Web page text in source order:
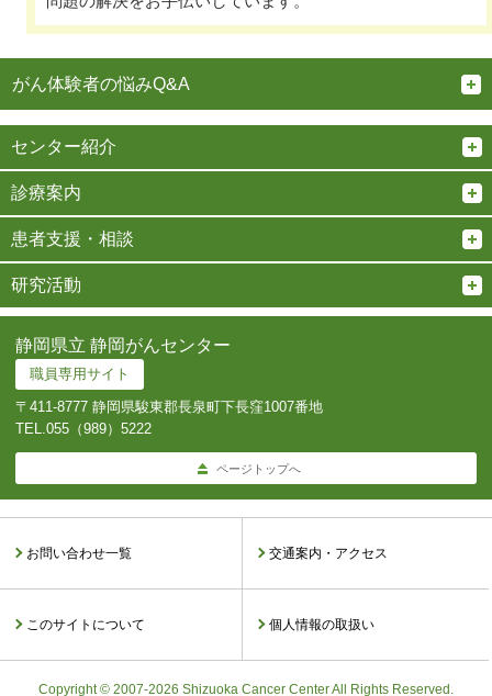
がん体験者の悩みQ&A
センター紹介
診療案内
患者支援・相談
研究活動
静岡県立 静岡がんセンター
職員専用サイト
〒411-8777 静岡県駿東郡長泉町下長窪1007番地
TEL.055（989）5222
ページトップへ
お問い合わせ一覧 交通案内・アクセス
このサイトについて 個人情報の取扱い
Copyright © 2007-2026 Shizuoka Cancer Center All Rights Reserved.